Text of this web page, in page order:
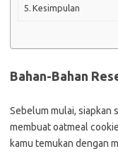
Kesimpulan
Bahan-Bahan
Sebelum mulai, siapkan
membuat oatmeal
kamu temukan dengan